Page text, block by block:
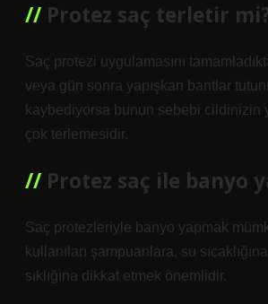
Protez saç terletir
Saç protezi uygulamasını
veya gün sonra yapışkan bantlar
kaybediyorsa bunun sebebi cildinizin
çok terlemesidir.
Protez saç ile banyo
Saç protezleriyle banyo yapmak
kullanılan şampuanlara, su
sıklığına dikkat etmek önemlidir.